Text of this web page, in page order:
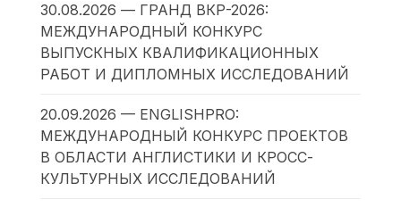
30.08.2026 — ГРАНД ВКР-2026:
МЕЖДУНАРОДНЫЙ КОНКУРС
ВЫПУСКНЫХ КВАЛИФИКАЦИОННЫХ
РАБОТ И ДИПЛОМНЫХ ИССЛЕДОВАНИЙ
20.09.2026 — ENGLISHPRO:
МЕЖДУНАРОДНЫЙ КОНКУРС ПРОЕКТОВ
В ОБЛАСТИ АНГЛИСТИКИ И КРОСС-
КУЛЬТУРНЫХ ИССЛЕДОВАНИЙ